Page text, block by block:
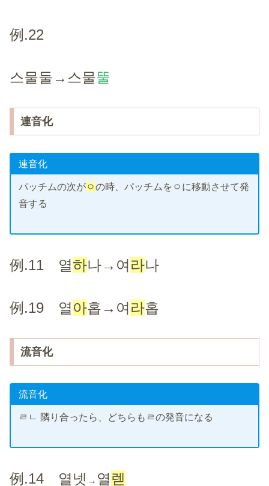
例.22
스물둘→스물뚤
連音化
連音化
パッチムの次がㅇの時、パッチムをㅇに移動させて発
音する
例.11 열하나→여라나
例.19 열아홉→여 라홉
流音化
流音化
ㄹㄴ 隣り合ったら、どちらもㄹの発音になる
例.14 열넷 → 열렏